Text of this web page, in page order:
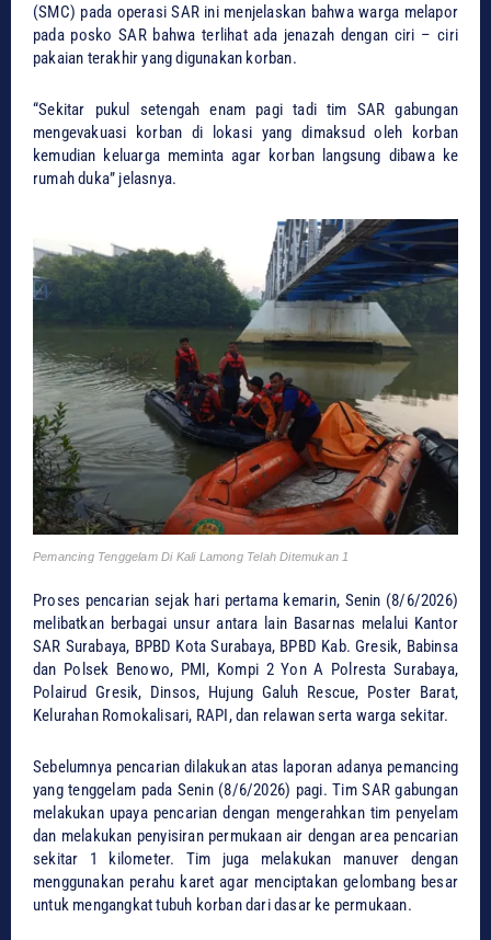
(SMC) pada operasi SAR ini menjelaskan bahwa warga melapor
pada posko SAR bahwa terlihat ada jenazah dengan ciri – ciri
pakaian terakhir yang digunakan korban.
“Sekitar pukul setengah enam pagi tadi tim SAR gabungan
mengevakuasi korban di lokasi yang dimaksud oleh korban
kemudian keluarga meminta agar korban langsung dibawa ke
rumah duka” jelasnya.
Pemancing Tenggelam Di Kali Lamong Telah Ditemukan 1
Proses pencarian sejak hari pertama kemarin, Senin (8/6/2026)
melibatkan berbagai unsur antara lain Basarnas melalui Kantor
SAR Surabaya, BPBD Kota Surabaya, BPBD Kab. Gresik, Babinsa
dan Polsek Benowo, PMI, Kompi 2 Yon A Polresta Surabaya,
Polairud Gresik, Dinsos, Hujung Galuh Rescue, Poster Barat,
Kelurahan Romokalisari, RAPI, dan relawan serta warga sekitar.
Sebelumnya pencarian dilakukan atas laporan adanya pemancing
yang tenggelam pada Senin (8/6/2026) pagi. Tim SAR gabungan
melakukan upaya pencarian dengan mengerahkan tim penyelam
dan melakukan penyisiran permukaan air dengan area pencarian
sekitar 1 kilometer. Tim juga melakukan manuver dengan
menggunakan perahu karet agar menciptakan gelombang besar
untuk mengangkat tubuh korban dari dasar ke permukaan.